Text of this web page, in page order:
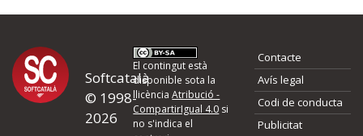
Proposeu-nos millores o
d'errors
Si heu trobat un error o voleu proposar alguna millora, ompliu els
quina és la millora que proposeu o l'error del qual voleu informar-
Softcatalà
© 1998-
2026
El contingut està
disponible sota la
llicènciaAtribució -
CompartirIgual 4.0 si
no s'indica el
Contacte
Avís legal
Codi de conducta
Publicitat